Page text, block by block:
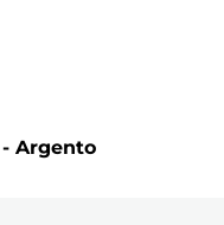
- Argento